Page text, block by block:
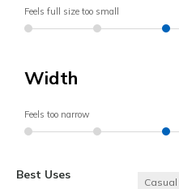
Feels full size too small
Width
Feels too narrow
Best Uses